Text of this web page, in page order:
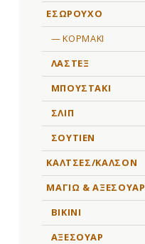
ΕΣΩΡΟΥΧΟ
ΚΟΡΜΑΚΙ
ΛΑΣΤΕΞ
ΜΠΟΥΣΤΑΚΙ
ΣΛΙΠ
ΣΟΥΤΙΕΝ
ΚΑΛΤΣΕΣ/ΚΑΛΣΟΝ
ΜΑΓΙΩ & ΑΞΕΣΟΥΑΡ
BIKINI
ΑΞΕΣΟΥΑΡ